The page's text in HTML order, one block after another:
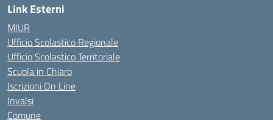
Link Esterni
MIUR
Ufficio Scolastico Regionale
Ufficio Scolastico Territoriale
Scuola in Chiaro
Iscrizioni On Line
Invalsi
Comune